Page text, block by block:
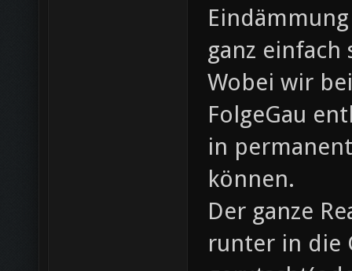
ganz einfach
Wobei wir
FolgeGau
in
können.
Der ganze
runter in die